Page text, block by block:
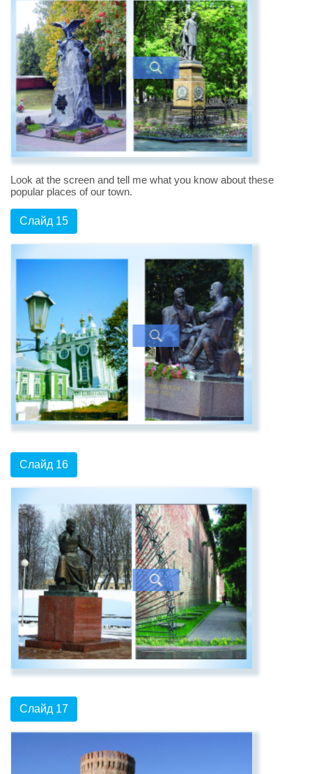
Look at the screen and tell me what you know about these
popular places of our town.
Слайд 15
Слайд 16
Слайд 17